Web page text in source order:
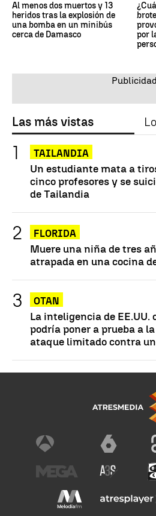
Al menos dos muertos y 13
heridos tras la explosión de
una bomba en un minibús
cerca de Damasco
por
Las más vistas
TAILANDIA
Un estudiante mata a
cinco profesores y se
de Tailandia
FLORIDA
Muere una niña de tres
atrapada en una cocina
OTAN
La inteligencia de EE.UU.
podría poner a prueba a
ataque limitado contra